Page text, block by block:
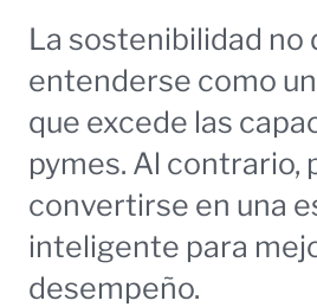
La sostenibilidad no
entenderse como
que excede las
pymes. Al contrario,
convertirse en una
inteligente para
desempeño.